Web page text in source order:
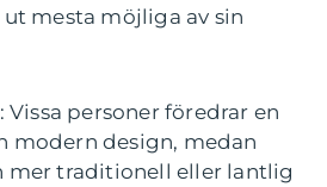
mesta möjliga av sin
Vissa personer föredrar en
modern design, medan
mer traditionell eller lantlig